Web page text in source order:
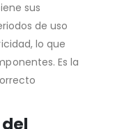
sus
de uso
lo que
Es la